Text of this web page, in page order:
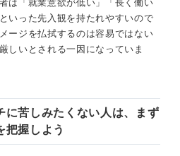
は「就業意欲が低い」「長く働い
いった先入観を持たれやすいので
ージを払拭するのは容易ではない
しいとされる一因になっていま
に苦しみたくない人は、まず
把握しよう